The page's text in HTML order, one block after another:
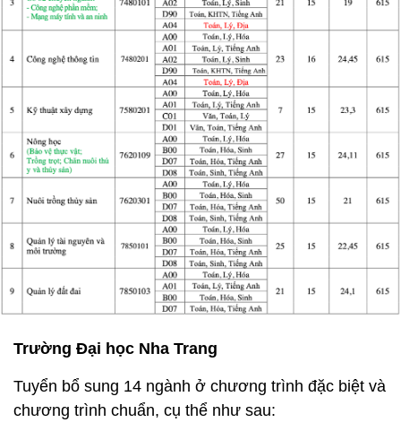
Trường Đại học Nha Trang
Tuyển bổ sung 14 ngành ở chương trình đặc biệt và
chương trình chuẩn, cụ thể như sau: